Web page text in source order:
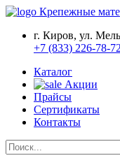
Крепежные
г. Киров, ул.
+7 (833) 226-78-72
Каталог
Акции
Прайсы
Сертификаты
Контакты